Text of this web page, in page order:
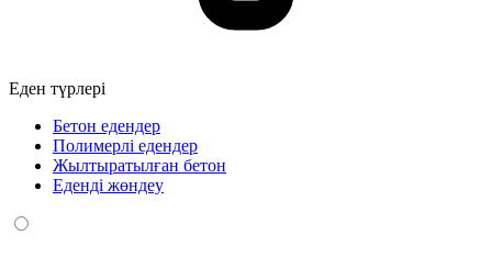
Еден түрлері
Бетон едендер
Полимерлі едендер
Жылтыратылған бетон
Еденді жөндеу